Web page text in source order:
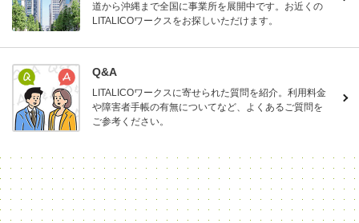
道から沖縄まで全国に事業所を展開中です。お近くの
LITALICOワークスをお探しいただけます。
Q&A
LITALICOワークスに寄せられた質問を紹介。利用料金
や障害者手帳の有無についてなど、よくあるご質問を
ご参考ください。